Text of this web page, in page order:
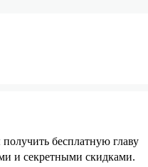
бесплатную главу
и секретными скидками.